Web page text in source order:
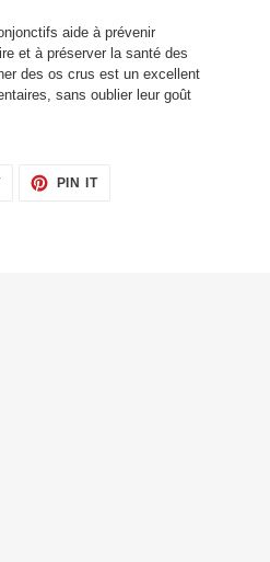
aide à prévenir
et à préserver la santé des
des os crus est un excellent
sans oublier leur goût
TWEET
PIN ITPIN